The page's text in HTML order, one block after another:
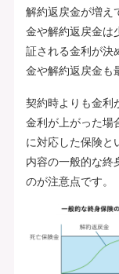
解約返戻金が増え
金や解約返戻金は
証される金利が決
金や解約返戻金も
契約時よりも金利
金利が上がった場
に対応した保険と
内容の一般的な終
のが注意点です。